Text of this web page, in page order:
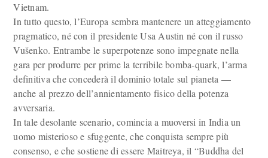
Vietnam.
In tutto questo, l’Europa sembra mantenere un atteggiamento
pragmatico, né con il presidente Usa Austin né con il russo
Vušenko. Entrambe le superpotenze sono impegnate nella
gara per produrre per prime la terribile bomba-quark, l’arma
definitiva che concederà il dominio totale sul pianeta —
anche al prezzo dell’annientamento fisico della potenza
avversaria.
In tale desolante scenario, comincia a muoversi in India un
uomo misterioso e sfuggente, che conquista sempre più
consenso, e che sostiene di essere Maitreya, il “Buddha del